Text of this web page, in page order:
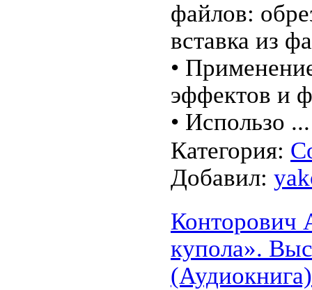
файлов:
вставка из
•
эффектов и
• Использо
Категория:
Добавил:
Конторович
купола».
(Аудиокнига)